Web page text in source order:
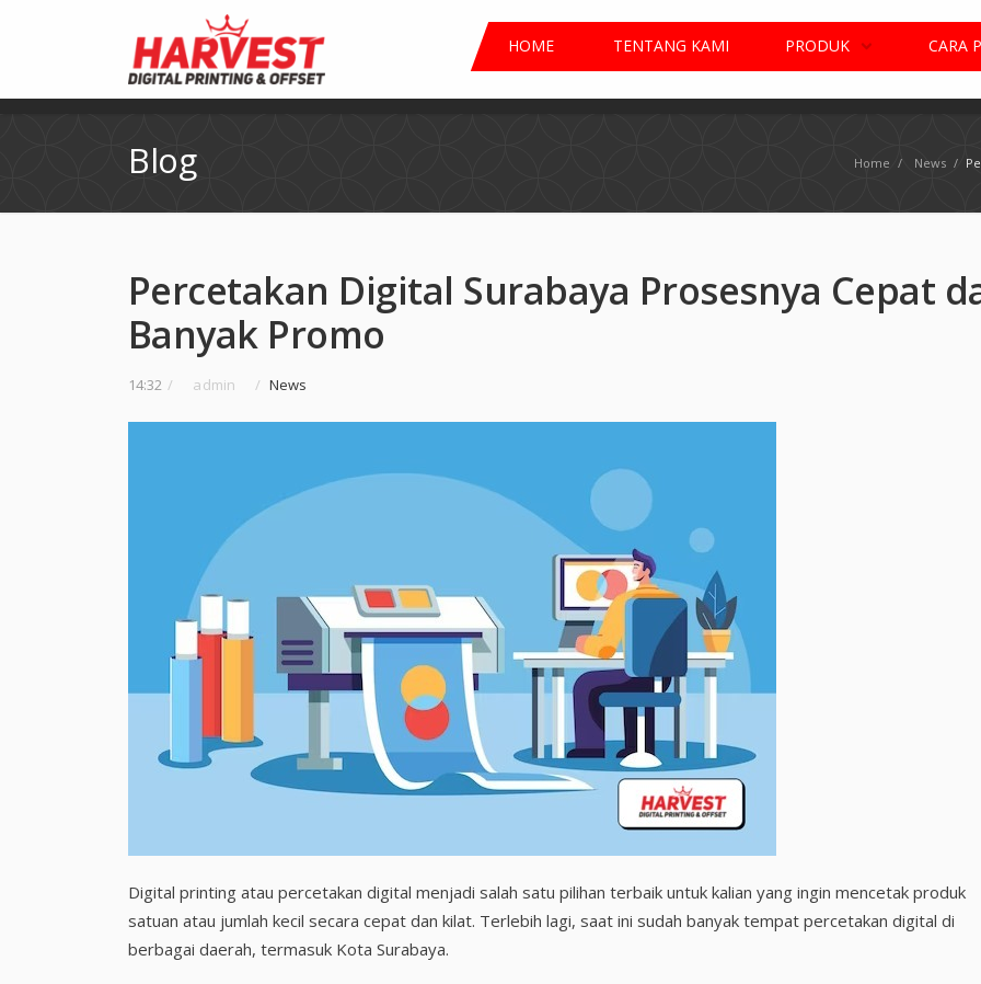
HOME TENTANG KAMI PRODUK CARA
Home / News /
Blog
Percetakan Digital Surabaya Prosesnya Cepat
Banyak Promo
14:32 / admin / News
Digital printing atau percetakan digital menjadi salah satu pilihan terbaik untuk kalian yang ingin mencetak produk
satuan atau jumlah kecil secara cepat dan kilat. Terlebih lagi, saat ini sudah banyak tempat percetakan digital di
berbagai daerah, termasuk Kota Surabaya.